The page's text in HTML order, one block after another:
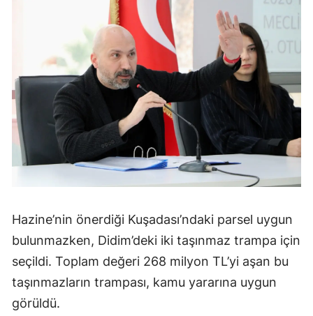
Hazine’nin önerdiği Kuşadası’ndaki parsel uygun
bulunmazken, Didim’deki iki taşınmaz trampa için
seçildi. Toplam değeri 268 milyon TL’yi aşan bu
taşınmazların trampası, kamu yararına uygun
görüldü.